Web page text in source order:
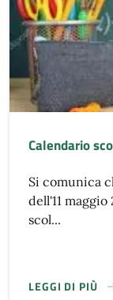
Calendario
Si comunica
dell'11
scol...
LEGGI DI PIÙ